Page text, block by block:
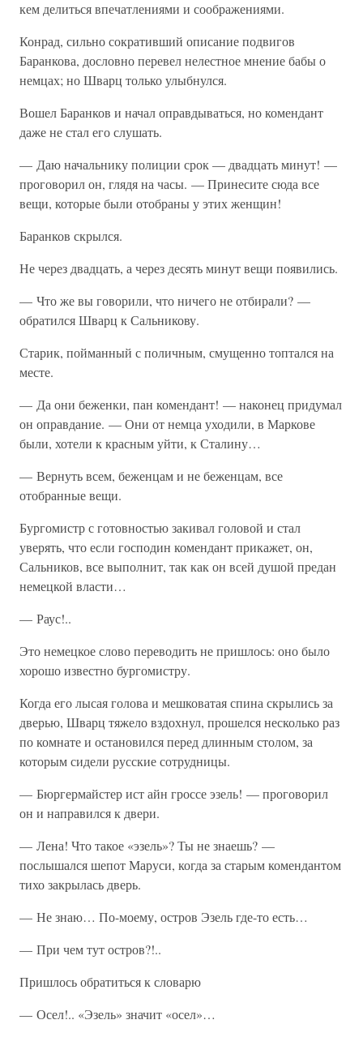
кем делиться впечатлениями и соображениями.
Конрад, сильно сокративший описание подвигов
Баранкова, дословно перевел нелестное мнение бабы о
немцах; но Шварц только улыбнулся.
Вошел Баранков и начал оправдываться, но комендант
даже не стал его слушать.
— Даю начальнику полиции срок — двадцать минут! —
проговорил он, глядя на часы. — Принесите сюда все
вещи, которые были отобраны у этих женщин!
Баранков скрылся.
Не через двадцать, а через десять минут вещи появились.
— Что же вы говорили, что ничего не отбирали? —
обратился Шварц к Сальникову.
Старик, пойманный с поличным, смущенно топтался на
месте.
— Да они беженки, пан комендант! — наконец придумал
он оправдание. — Они от немца уходили, в Маркове
были, хотели к красным уйти, к Сталину…
— Вернуть всем, беженцам и не беженцам, все
отобранные вещи.
Бургомистр с готовностью закивал головой и стал
уверять, что если господин комендант прикажет, он,
Сальников, все выполнит, так как он всей душой предан
немецкой власти…
— Раус!..
Это немецкое слово переводить не пришлось: оно было
хорошо известно бургомистру.
Когда его лысая голова и мешковатая спина скрылись за
дверью, Шварц тяжело вздохнул, прошелся несколько раз
по комнате и остановился перед длинным столом, за
которым сидели русские сотрудницы.
— Бюргермайстер ист айн гроссе эзель! — проговорил
он и направился к двери.
— Лена! Что такое «эзель»? Ты не знаешь? —
послышался шепот Маруси, когда за старым комендантом
тихо закрылась дверь.
— Не знаю… По-моему, остров Эзель где-то есть…
— При чем тут остров?!..
Пришлось обратиться к словарю
— Осел!.. «Эзель» значит «осел»…